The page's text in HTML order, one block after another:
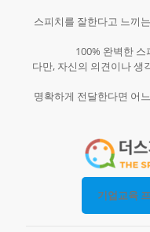
스피치를 잘한다고 느끼
100% 완벽한
다만, 자신의 의견이나 생
명확하게 전달한다면 어
기업교육